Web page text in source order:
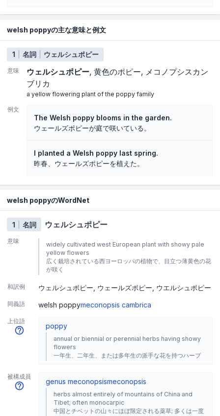
welsh poppyの主な意味と例文
1 名詞 ウェルシュポピー
意味 ウェルシュポピー 黄色のポピー
メコノプシスカン
ブリカ
a yellow flowering plant of the poppy family
例文
The Welsh poppy blooms in the garden.
ウェールズポピーが庭で咲いている。
I planted a Welsh poppy last spring.
昨春、ウェールズポピーを植えた。
welsh poppyのWordNet
1 名詞 ウェルシュポピー
意味
widely cultivated west European plant with showy pale
yellow flowers
広く栽培されている西ヨーロッパの植物で、目立つ薄黄色の花
が咲く
和訳例 ウェルシュポピー ウェールズポピー ウエルシュポピー
同義語 welsh poppymeconopsis cambrica
上位語
poppy
annual or biennial or perennial herbs having showy
flowers
一年生、二年生、または多年生の派手な花を持つハーブ
被構成員
genus meconopsismeconopsis
herbs almost entirely of mountains of China and
Tibet; often monocarpic
中国とチベットの山々にほぼ限定される薬草; 多くは一度